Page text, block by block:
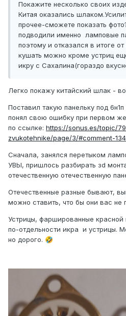
Покажите несколько своих
Китая оказались
прочее-сможете показать
подводили именно ламповые
поэтому и отказался в итоге
кушать можно кроме устриц
икру с Сахалина(гораздо
Легко покажу китайский шлак -
Поставил такую панельку под
понял свою ошибку при первом
по ссылке: https://sonus.es/topic/
zvukotehnike/page/3/#comment-
Сначала, занялся перетыком
УВЫ, пришлось разбирать зd
отечественную отечественную
Отечественные разные бывают,
можно ставить, что бы они вас не
Устрицы, фаршированные
по-отдельности икра и устрицы.
но дорого. 🤣